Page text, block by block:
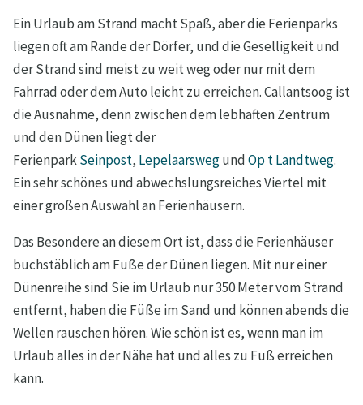
Ein Urlaub am Strand macht Spaß, aber die Ferienparks
liegen oft am Rande der Dörfer, und die Geselligkeit und
der Strand sind meist zu weit weg oder nur mit dem
Fahrrad oder dem Auto leicht zu erreichen. Callantsoog ist
die Ausnahme, denn zwischen dem lebhaften Zentrum
und den Dünen liegt der
FerienparkSeinpost, LepelaarswegundOp t Landtweg.
Ein sehr schönes und abwechslungsreiches Viertel mit
einer großen Auswahl an Ferienhäusern.
Das Besondere an diesem Ort ist, dass die Ferienhäuser
buchstäblich am Fuße der Dünen liegen. Mit nur einer
Dünenreihe sind Sie im Urlaub nur 350 Meter vom Strand
entfernt, haben die Füße im Sand und können abends die
Wellen rauschen hören. Wie schön ist es, wenn man im
Urlaub alles in der Nähe hat und alles zu Fuß erreichen
kann.